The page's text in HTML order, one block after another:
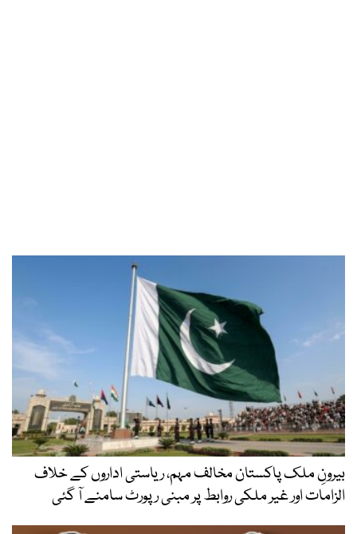
بیرونِ ملک پاکستان مخالف مہم، ریاستی اداروں کے خلاف
الزامات اور غیر ملکی روابط پر مبنی رپورٹ سامنے آ گئی